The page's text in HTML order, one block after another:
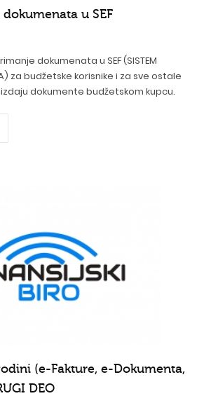
u SEF
dokumenata u SEF (SISTEM
za budžetske korisnike i za sve ostale
dokumente budžetskom kupcu.
(e-Fakture, e-Dokumenta,
DEO